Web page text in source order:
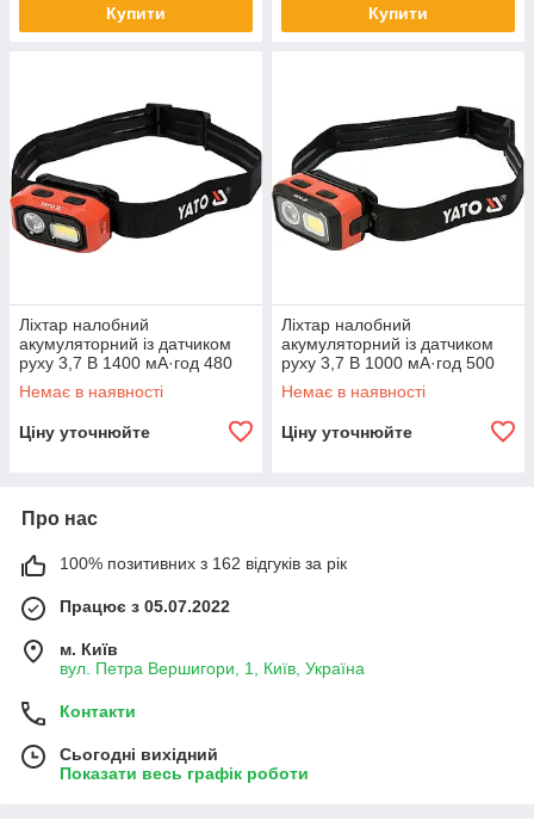
Купити Купити
Ліхтар налобний
акумуляторний із датчиком
руху 3,7 В 1400 мА·год 480
лм YATO YT-08592
Немає в наявності
Ціну уточнюйте
Ліхтар налобний
акумуляторний із датчиком
руху 3,7 В 1000 мА·год 500
лм YATO YT-08593
Немає в наявності
Ціну уточнюйте
Про нас
100% позитивних з 162 відгуків за рік
Працює з 05.07.2022
м. Київ
вул. Петра Вершигори, 1, Київ, Україна
Контакти
Сьогодні вихідний
Показати весь графік роботи